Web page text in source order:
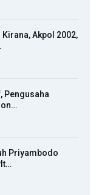
Akpol 2002,
Pengusaha
Priyambodo